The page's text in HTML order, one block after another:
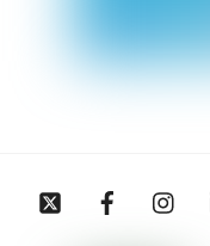
Twitter Facebook